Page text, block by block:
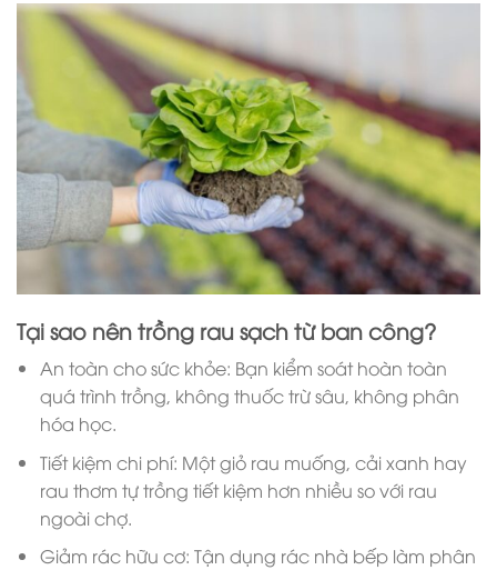
Tại sao nên trồng rau sạch từ ban công?
An toàn cho sức khỏe: Bạn kiểm soát hoàn toàn
quá trình trồng, không thuốc trừ sâu, không phân
hóa học.
Tiết kiệm chi phí: Một giỏ rau muống, cải xanh hay
rau thơm tự trồng tiết kiệm hơn nhiều so với rau
ngoài chợ.
Giảm rác hữu cơ: Tận dụng rác nhà bếp làm phân